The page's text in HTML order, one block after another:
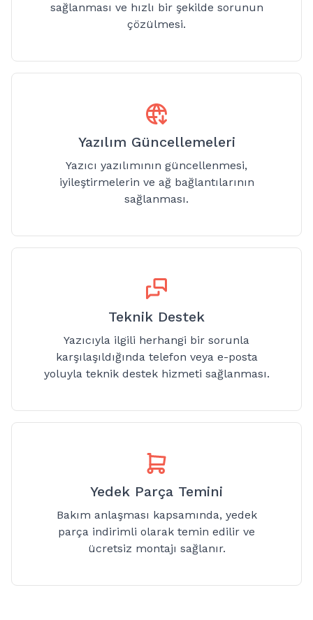
sağlanması ve hızlı bir şekilde sorunun
çözülmesi.
Yazılım Güncellemeleri
Yazıcı yazılımının güncellenmesi,
iyileştirmelerin ve ağ bağlantılarının
sağlanması.
Teknik Destek
Yazıcıyla ilgili herhangi bir sorunla
karşılaşıldığında telefon veya e-posta
yoluyla teknik destek hizmeti sağlanması.
Yedek Parça Temini
Bakım anlaşması kapsamında, yedek
parça indirimli olarak temin edilir ve
ücretsiz montajı sağlanır.